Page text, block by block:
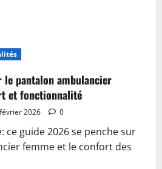
le pantalon ambulancier
et fonctionnalité
2026 0
ce guide 2026 se penche sur
femme et le confort des